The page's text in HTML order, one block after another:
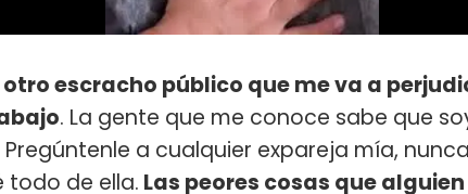
escracho público que me va a
. La gente que me conoce sabe que
a cualquier expareja mía,
de ella. Las peores cosas que